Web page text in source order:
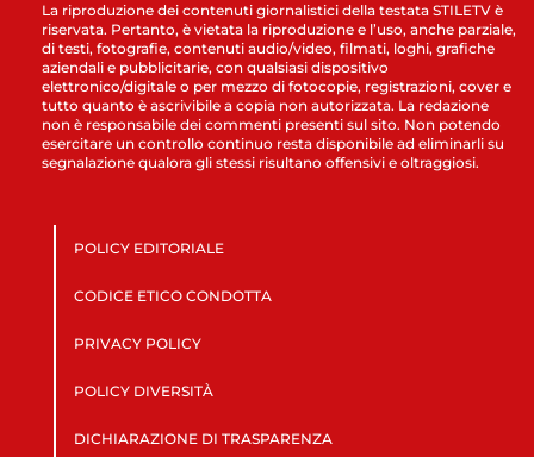
La riproduzione dei contenuti giornalistici della testata STILETV è
riservata. Pertanto, è vietata la riproduzione e l’uso, anche parziale,
di testi, fotografie, contenuti audio/video, filmati, loghi, grafiche
aziendali e pubblicitarie, con qualsiasi dispositivo
elettronico/digitale o per mezzo di fotocopie, registrazioni, cover e
tutto quanto è ascrivibile a copia non autorizzata. La redazione
non è responsabile dei commenti presenti sul sito. Non potendo
esercitare un controllo continuo resta disponibile ad eliminarli su
segnalazione qualora gli stessi risultano offensivi e oltraggiosi.
POLICY EDITORIALE
CODICE ETICO CONDOTTA
PRIVACY POLICY
POLICY DIVERSITÀ
DICHIARAZIONE DI TRASPARENZA